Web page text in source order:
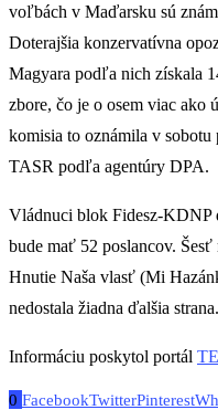
voľbách v Maďarsku sú
Doterajšia konzervatívna
Magyara podľa nich získala
zbore, čo je o osem viac ako
komisia to oznámila v
TASR podľa agentúry DPA.
Vládnuci blok Fidesz-KDNP
bude mať 52 poslancov.
Hnutie Naša vlasť (Mi
nedostala žiadna ďalšia strana.
Informáciu poskytol portál
0 FacebookTwitterPinterest